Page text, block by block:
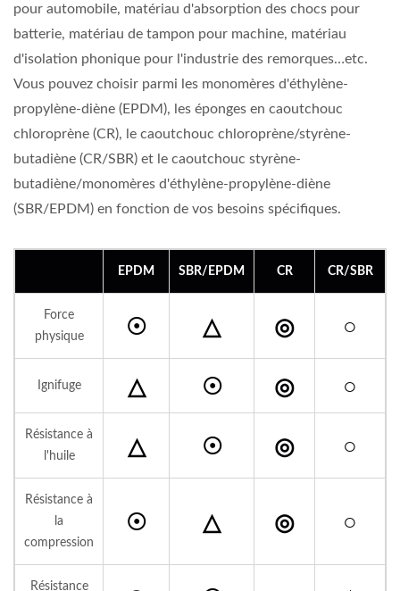
pour automobile, matériau d'absorption des chocs pour
batterie, matériau de tampon pour machine, matériau
d'isolation phonique pour l'industrie des remorques…etc.
Vous pouvez choisir parmi les monomères d'éthylène-
propylène-diène (EPDM), les éponges en caoutchouc
chloroprène (CR), le caoutchouc chloroprène/styrène-
butadiène (CR/SBR) et le caoutchouc styrène-
butadiène/monomères d'éthylène-propylène-diène
(SBR/EPDM) en fonction de vos besoins spécifiques.
EPDM SBR/EPDM CR CR/SBR
Force
physique
☉ △ ◎ ○
Ignifuge △ ☉ ◎ ○
Résistance à
l'huile
△ ☉ ◎ ○
Résistance à
la
compression
☉ △ ◎ ○
Résistance